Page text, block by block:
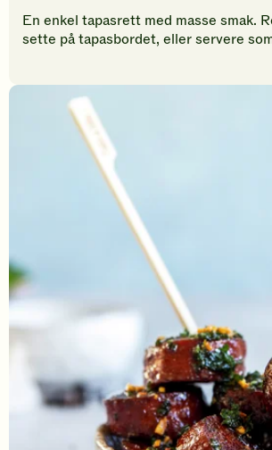
til
å
vurdere
oppskriften.
En enkel tapasrett med masse smak.
sette på tapasbordet, eller servere